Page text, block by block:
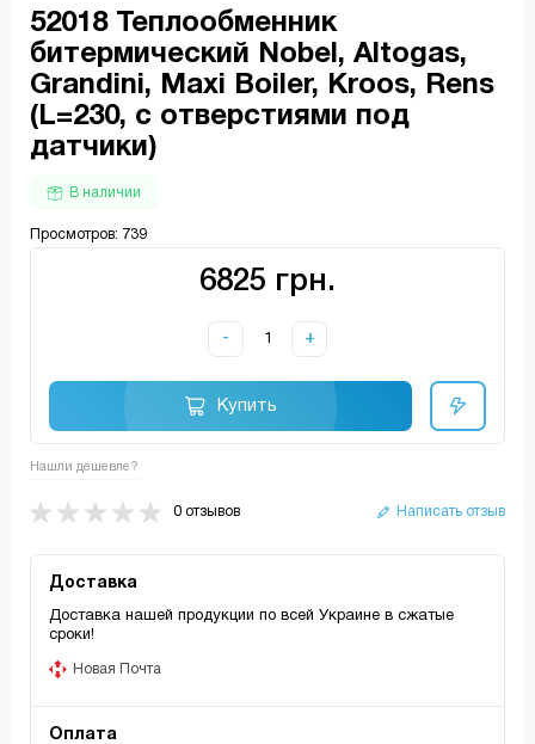
52018 Теплообменник
битермический Nobel, Altogas,
Grandini, Maxi Boiler, Kroos, Rens
(L=230, с отверстиями под
датчики)
В наличии
Просмотров: 739
6825 грн.
- +
Купить
Нашли дешевле?
0 отзывов Написать отзыв
Доставка
Доставка нашей продукции по всей Украине в сжатые
сроки!
Новая Почта
Оплата